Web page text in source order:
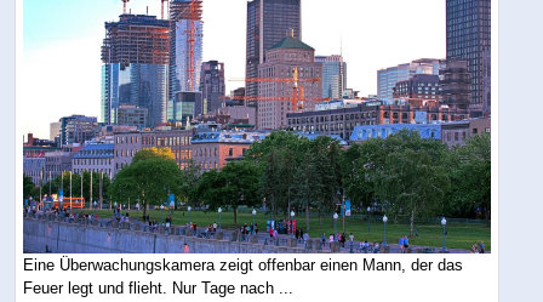
Eine Überwachungskamera zeigt offenbar einen Mann, der das
Feuer legt und flieht. Nur Tage nach ...